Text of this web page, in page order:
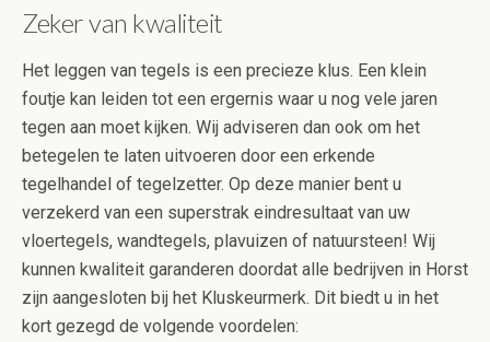
Zeker van kwaliteit
Het leggen van tegels is een precieze klus. Een klein
foutje kan leiden tot een ergernis waar u nog vele jaren
tegen aan moet kijken. Wij adviseren dan ook om het
betegelen te laten uitvoeren door een erkende
tegelhandel of tegelzetter. Op deze manier bent u
verzekerd van een superstrak eindresultaat van uw
vloertegels, wandtegels, plavuizen of natuursteen! Wij
kunnen kwaliteit garanderen doordat alle bedrijven in Horst
zijn aangesloten bij het Kluskeurmerk. Dit biedt u in het
kort gezegd de volgende voordelen: